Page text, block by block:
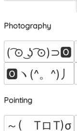
Photography
( ͡⊙ ͜ʖ ͡⊙)⊃🅾
🅾ヽ(^。^)丿
Pointing
～(　TロT)σ